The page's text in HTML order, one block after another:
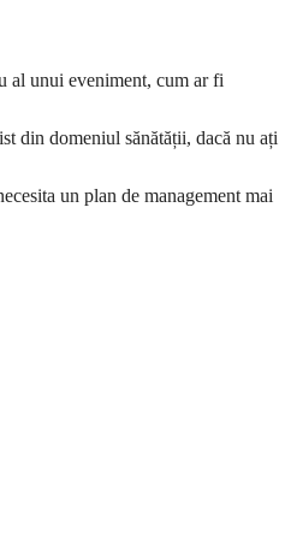
al unui eveniment, cum ar fi
din domeniul sănătății, dacă nu ați
un plan de management mai